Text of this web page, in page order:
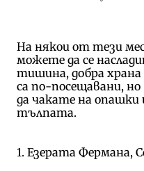
На някои от тези
можете да се
тишина, добра храна
са по-посещавани, но
да чакате на опашки
тълпата.
1. Езерата Фермана,